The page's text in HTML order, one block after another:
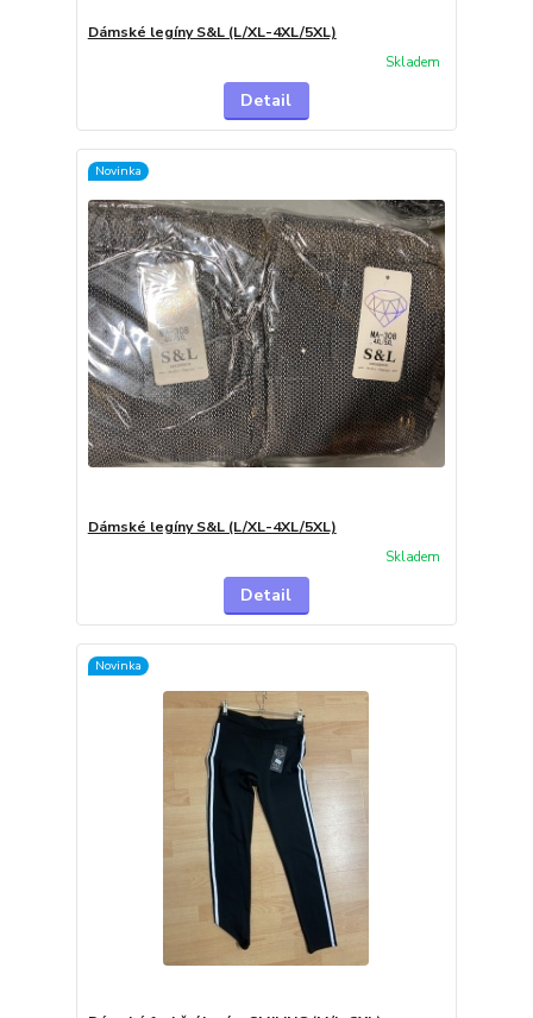
Dámské legíny S&L (L/XL-4XL/5XL)
Skladem
Detail
Novinka
Dámské legíny S&L (L/XL-4XL/5XL)
Skladem
Detail
Novinka